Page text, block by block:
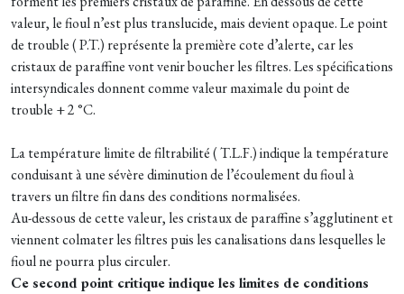
valeur, le fioul n’est plus translucide, mais devient opaque. Le point
de trouble ( P.T.) représente la première cote d’alerte, car les
cristaux de paraffine vont venir boucher les filtres. Les spécifications
intersyndicales donnent comme valeur maximale du point de
trouble + 2 °C.
La température limite de filtrabilité ( T.L.F.) indique la température
conduisant à une sévère diminution de l’écoulement du fioul à
travers un filtre fin dans des conditions normalisées.
Au-dessous de cette valeur, les cristaux de paraffine s’agglutinent et
viennent colmater les filtres puis les canalisations dans lesquelles le
fioul ne pourra plus circuler.
Ce second point critique indique les limites de conditions